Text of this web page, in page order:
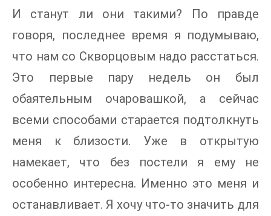
И станут ли они такими? По правде
говоря, последнее время я подумываю,
что нам со Скворцовым надо расстаться.
Это первые пару недель он был
обаятельным очаровашкой, а сейчас
всеми способами старается подтолкнуть
меня к близости. Уже в открытую
намекает, что без постели я ему не
особенно интересна. Именно это меня и
останавливает. Я хочу что-то значить для